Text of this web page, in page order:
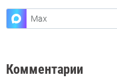
Max
Комментарии